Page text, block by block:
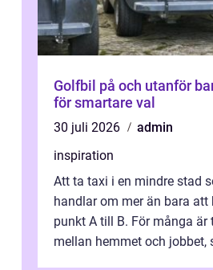
Golfbil på och utanför banan en
för smartare val
30 juli 2026
admin
inspiration
Att ta taxi i en mindre stad
handlar om mer än bara
punkt A till B. För många är
mellan hemmet och jobbet,